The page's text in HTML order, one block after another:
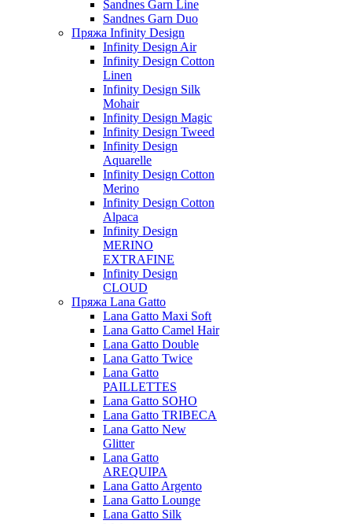
Sandnes Garn Line
Sandnes Garn Duo
Пряжа Infinity Design
Infinity Design Air
Infinity Design Cotton
Linen
Infinity Design Silk
Mohair
Infinity Design Magic
Infinity Design Tweed
Infinity Design
Aquarelle
Infinity Design Cotton
Merino
Infinity Design Cotton
Alpaca
Infinity Design
MERINO
EXTRAFINE
Infinity Design
CLOUD
Пряжа Lana Gatto
Lana Gatto Maxi Soft
Lana Gatto Camel Hair
Lana Gatto Double
Lana Gatto Twice
Lana Gatto
PAILLETTES
Lana Gatto SOHO
Lana Gatto TRIBECA
Lana Gatto New
Glitter
Lana Gatto
AREQUIPA
Lana Gatto Argento
Lana Gatto Lounge
Lana Gatto Silk